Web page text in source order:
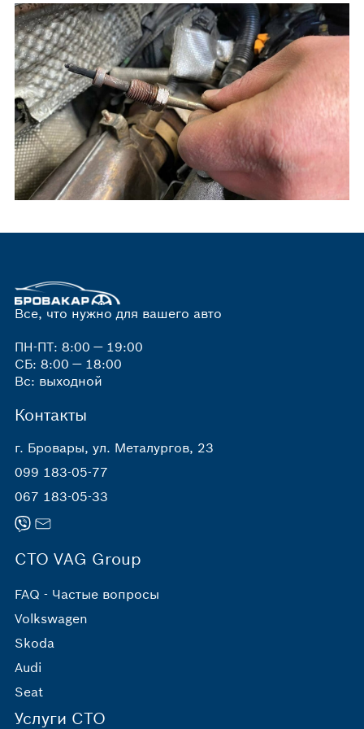
Все, что нужно для вашего авто
ПН-ПТ: 8:00 — 19:00
СБ: 8:00 — 18:00
Вс: выходной
Контакты
г. Бровары, ул. Металургов, 23
099 183-05-77
067 183-05-33
СТО VAG Group
FAQ - Частые вопросы
Volkswagen
Skoda
Audi
Seat
Услуги СТО